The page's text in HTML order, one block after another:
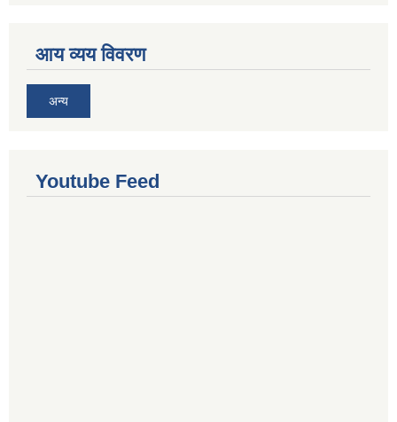
आय व्यय विवरण
अन्य
Youtube Feed